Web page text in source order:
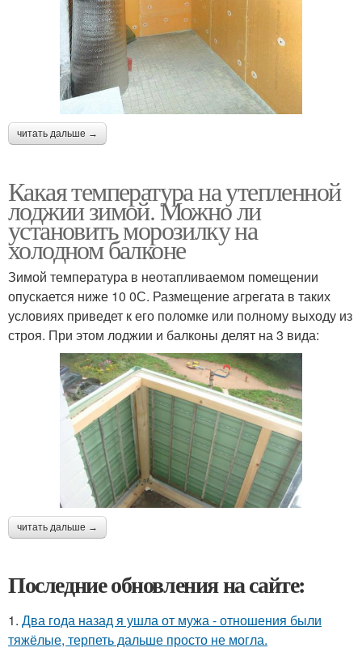
читать дальше →
Какая температура на утепленной
лоджии зимой. Можно ли
установить морозилку на
холодном балконе
Зимой температура в неотапливаемом помещении
опускается ниже 10 0С. Размещение агрегата в таких
условиях приведет к его поломке или полному выходу из
строя. При этом лоджии и балконы делят на 3 вида:
читать дальше →
Последние обновления на сайте:
1. Два года назад я ушла от мужа - отношения были
тяжёлые, терпеть дальше просто не могла.